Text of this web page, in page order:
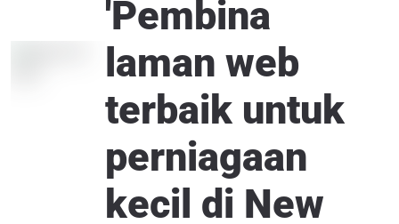
'Pembina
laman web
terbaik untuk
perniagaan
kecil di New